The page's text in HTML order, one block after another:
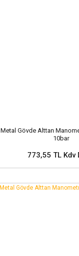
Metal Gövde Alttan
10bar
773,55 TL Kdv
Sepete